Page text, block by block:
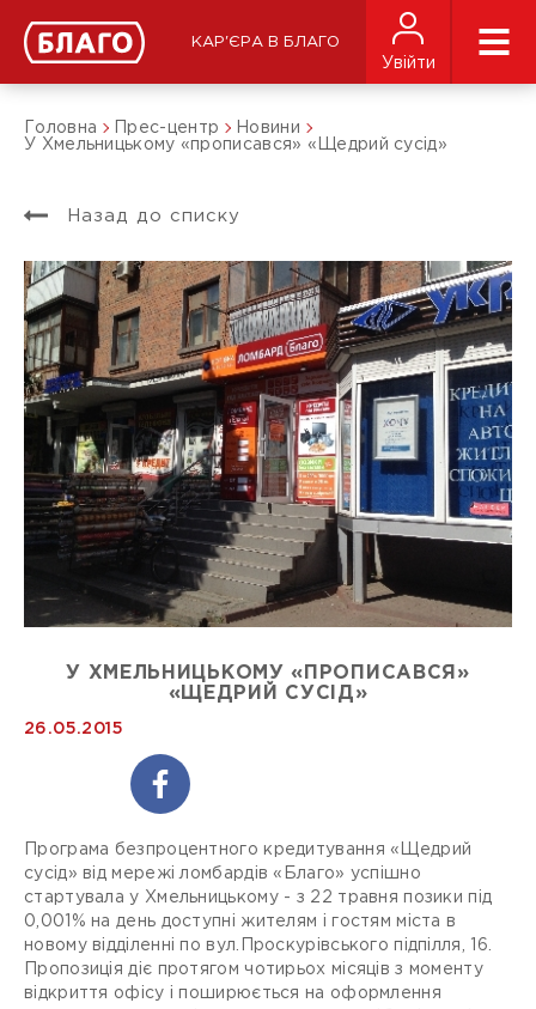
КАР'ЄРА В БЛАГО
Увійти
Головна Прес-центр
Новини
У Хмельницькому «прописався» «Щедрий сусід»
Назад до списку
У ХМЕЛЬНИЦЬКОМУ «ПРОПИСАВСЯ»
«ЩЕДРИЙ СУСІД»
26.05.2015
Програма безпроцентного кредитування «Щедрий
сусід» від мережі ломбардів «Благо» успішно
стартувала у Хмельницькому - з 22 травня позики під
0,001% на день доступні жителям і гостям міста в
новому відділенні по вул.Проскурівського підпілля, 16.
Пропозиція діє протягом чотирьох місяців з моменту
відкриття офісу і поширюється на оформлення